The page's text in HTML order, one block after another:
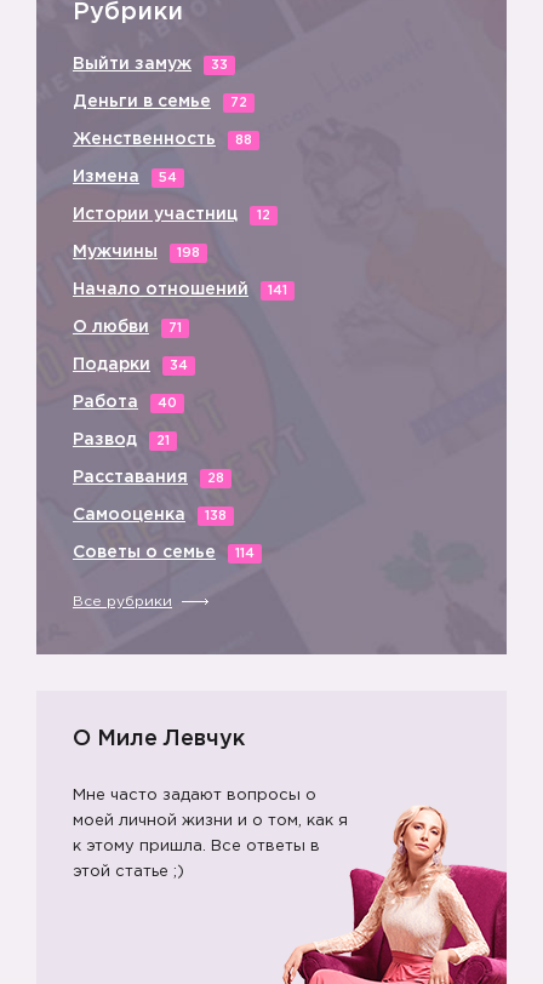
Рубрики
Выйти замуж 33
Деньги в семье 72
Женственность 88
Измена 54
Истории участниц 12
Мужчины 198
Начало отношений 141
О любви 71
Подарки 34
Работа 40
Развод 21
Расставания 28
Самооценка 138
Советы о семье 114
Все рубрики
О Миле Левчук
Мне часто задают вопросы о
моей личной жизни и о том, как я
к этому пришла. Все ответы в
этой статье ;)